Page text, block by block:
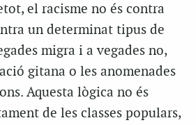
el racisme no és contra
un determinat tipus de
migra i a vegades no,
gitana o les anomenades
Aquesta lògica no és
de les classes populars,